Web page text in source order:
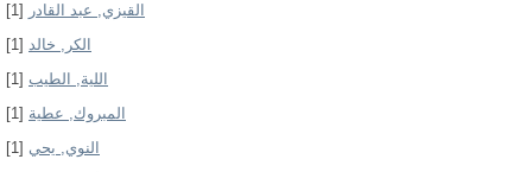
القيزي, عبد القادر
[1]
الكر, خالد [1]
اللية, الطيب [1]
المبروك, عطية [1]
النوي, يحي [1]